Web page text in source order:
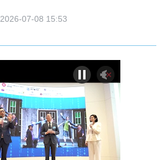
2026-07-08 15:53